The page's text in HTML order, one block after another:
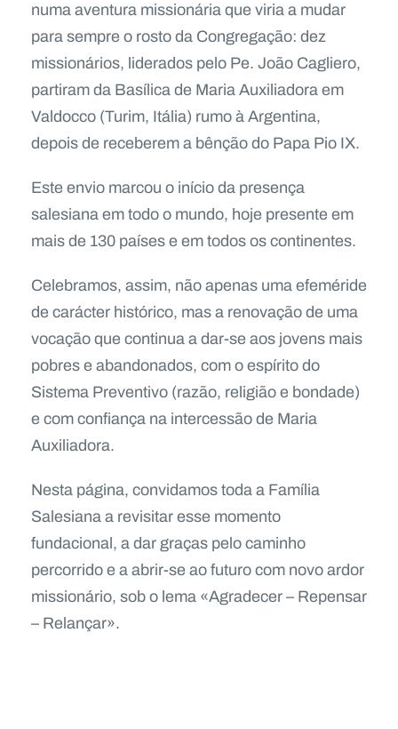
numa aventura missionária que viria a mudar
para sempre o rosto da Congregação: dez
missionários, liderados pelo Pe. João Cagliero,
partiram da Basílica de Maria Auxiliadora em
Valdocco (Turim, Itália) rumo à Argentina,
depois de receberem a bênção do Papa Pio IX.
Este envio marcou o início da presença
salesiana em todo o mundo, hoje presente em
mais de 130 países e em todos os continentes.
Celebramos, assim, não apenas uma efeméride
de carácter histórico, mas a renovação de uma
vocação que continua a dar-se aos jovens mais
pobres e abandonados, com o espírito do
Sistema Preventivo (razão, religião e bondade)
e com confiança na intercessão de Maria
Auxiliadora.
Nesta página, convidamos toda a Família
Salesiana a revisitar esse momento
fundacional, a dar graças pelo caminho
percorrido e a abrir-se ao futuro com novo ardor
missionário, sob o lema «Agradecer – Repensar
– Relançar».